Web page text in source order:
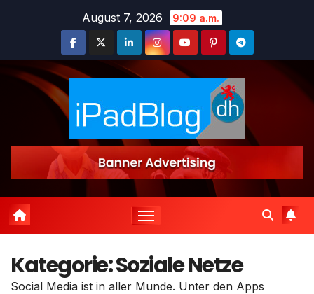
August 7, 2026 9:09 a.m.
Kategorie:Soziale Netze
Social Media ist in aller Munde. Unter den Apps